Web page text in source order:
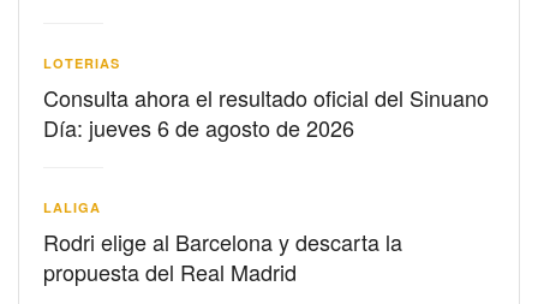
LOTERIAS
Consulta ahora el resultado oficial del Sinuano
Día: jueves 6 de agosto de 2026
LALIGA
Rodri elige al Barcelona y descarta la
propuesta del Real Madrid